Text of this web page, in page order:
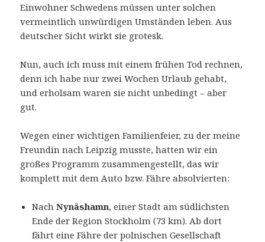
Einwohner Schwedens müssen unter solchen
vermeintlich unwürdigen Umständen leben. Aus
deutscher Sicht wirkt sie grotesk.
Nun, auch ich muss mit einem frühen Tod rechnen,
denn ich habe nur zwei Wochen Urlaub gehabt,
und erholsam waren sie nicht unbedingt – aber
gut.
Wegen einer wichtigen Familienfeier, zu der meine
Freundin nach Leipzig musste, hatten wir ein
großes Programm zusammengestellt, das wir
komplett mit dem Auto bzw. Fähre absolvierten:
NachNynäshamn, einer Stadt am südlichsten
Ende der Region Stockholm (73 km). Ab dort
fährt eine Fähre der polnischen Gesellschaft